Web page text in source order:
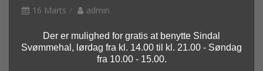
16 Marts admin
Der er mulighed for gratis at benytte Sindal
Svømmehal, lørdag fra kl. 14.00 til kl. 21.00 - Søndag
fra 10.00 - 15.00.